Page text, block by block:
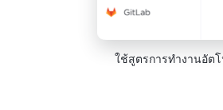
ใช้สูตรการทำงานอัต